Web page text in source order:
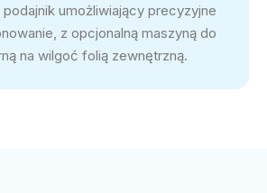
umożliwiający precyzyjne
z opcjonalną maszyną do
na wilgoć folią zewnętrzną.